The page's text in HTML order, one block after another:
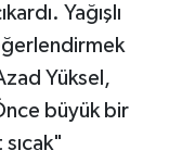
Yağışlı
Yüksel,
büyük bir